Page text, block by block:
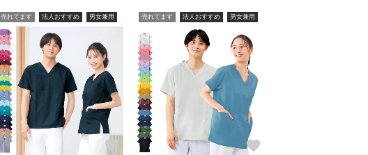
売れてます 法人おすすめ 男女兼用
favorite
売れてます 法人おすすめ 男女兼用
favorite